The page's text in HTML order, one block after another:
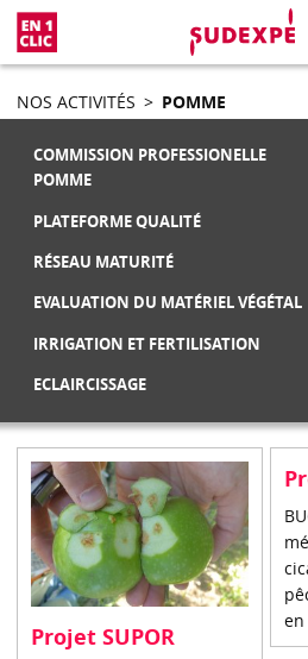
NOS ACTIVITÉS > POMME
COMMISSION PROFESSIONELLE
POMME
PLATEFORME QUALITÉ
RÉSEAU MATURITÉ
EVALUATION DU MATÉRIEL VÉGÉTAL
IRRIGATION ET FERTILISATION
ECLAIRCISSAGE
Projet SUPOR